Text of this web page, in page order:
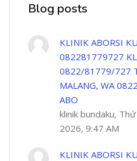
Blog posts
KLINIK ABORSI
082281779727
0822/81779/727
MALANG, WA
ABO
klinik bundaku,
2026, 9:47 AM
KLINIK ABORSI